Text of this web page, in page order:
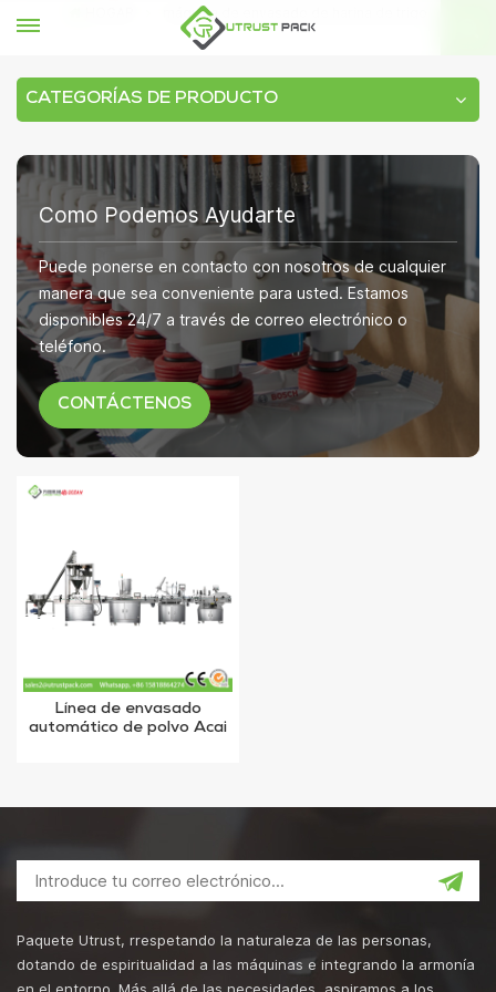
máquina de envasado de harina de trigo
CATEGORÍAS DE PRODUCTO
Como Podemos Ayudarte
Puede ponerse en contacto con nosotros de cualquier
manera que sea conveniente para usted. Estamos
disponibles 24/7 a través de correo electrónico o
teléfono.
CONTÁCTENOS
Línea de envasado
automático de polvo Acai
Paquete Utrust, rrespetando la naturaleza de las personas,
dotando de espiritualidad a las máquinas e integrando la armonía
en el entorno. Más allá de las necesidades, aspiramos a los